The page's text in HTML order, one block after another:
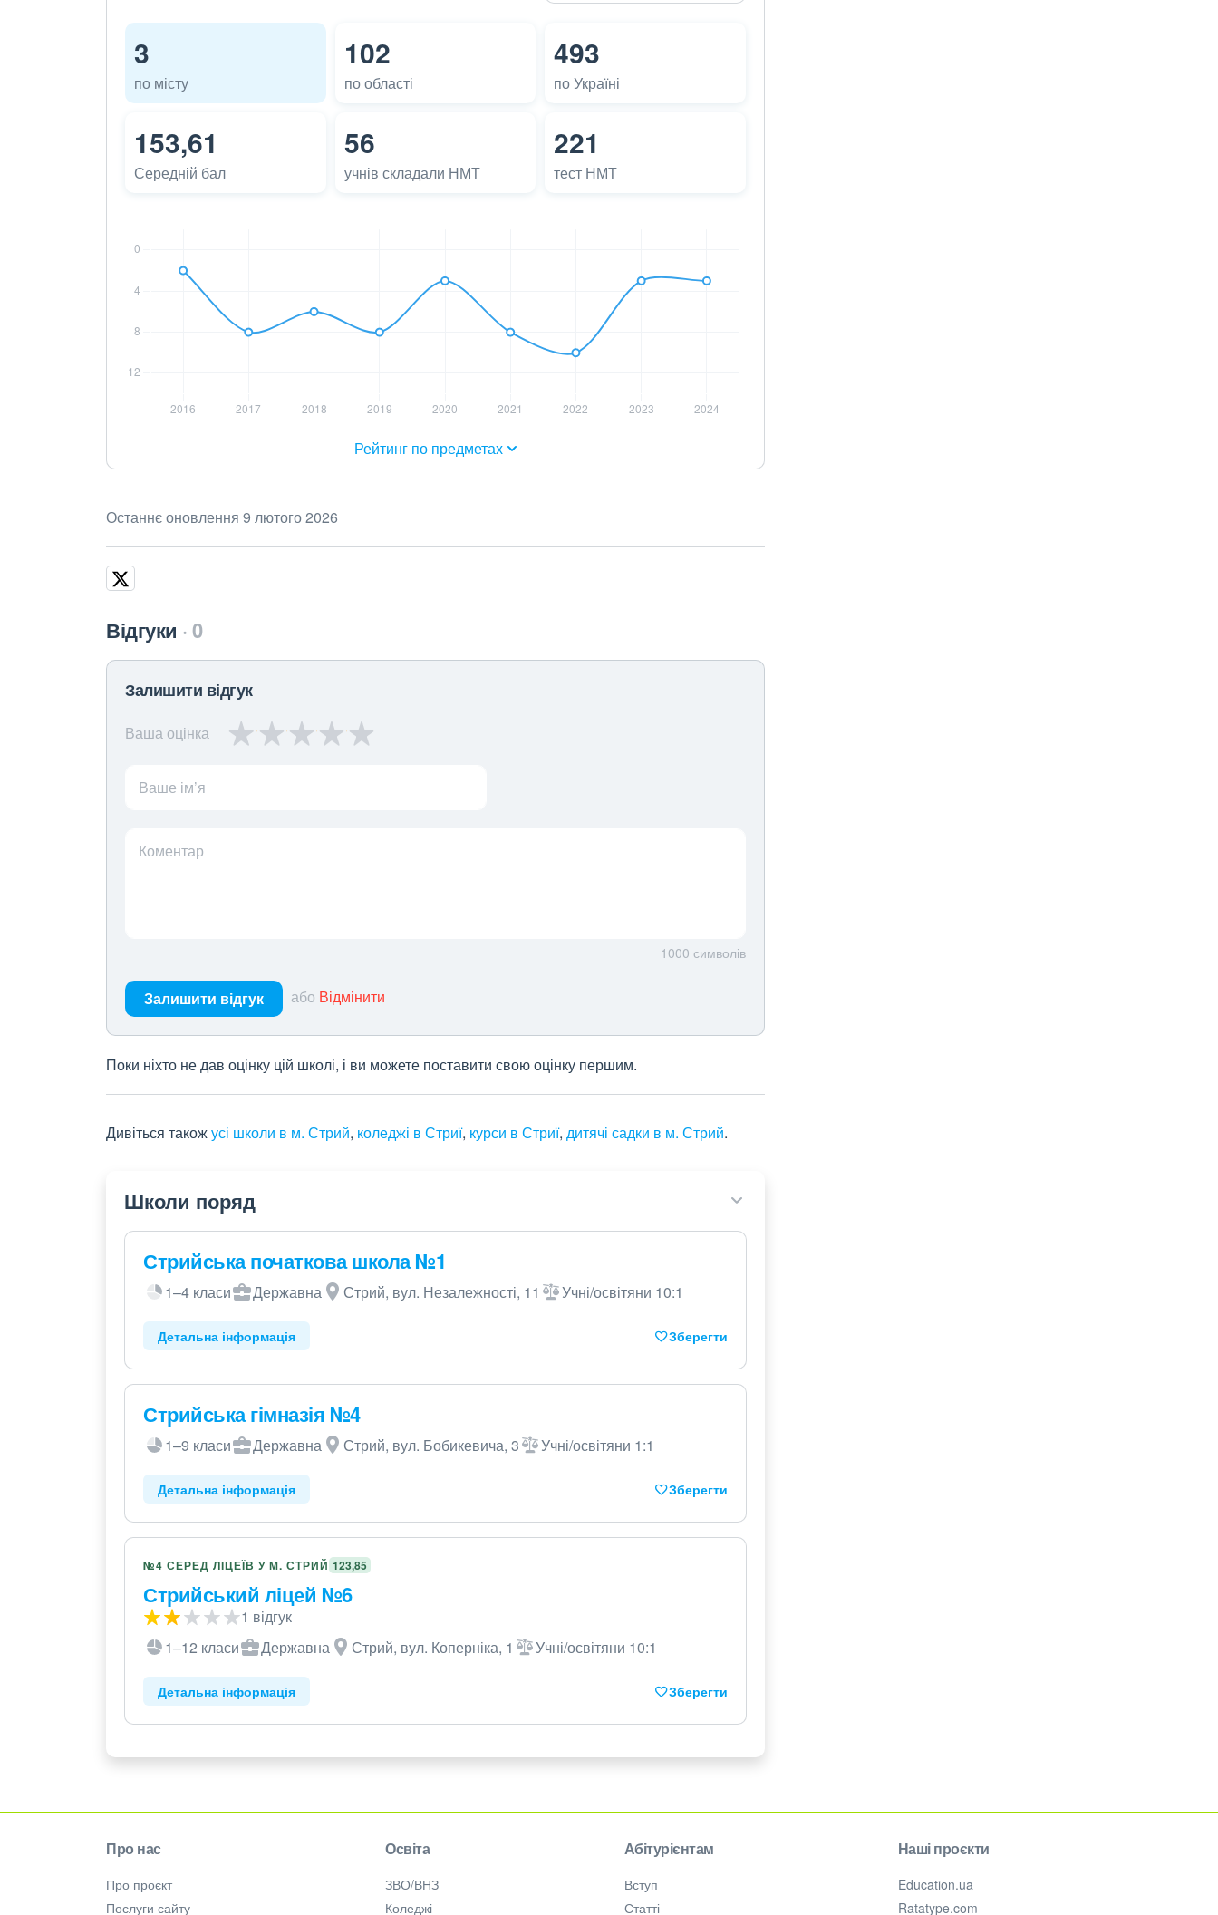
3
по місту
102
по області
493
по Україні
153,61
Середній бал
56
учнів складали НМТ
221
тест НМТ
Рейтинг по предметах
Останнє оновлення 9 лютого 2026
Відгуки 0
Залишити відгук
Ваша оцінка
Ваше ім’я
Коментар
1000 символів
Залишити відгук або Відмінити
Поки ніхто не дав оцінку цій школі, і ви можете поставити свою оцінку першим.
Дивіться такожусі школи в м. Стрий, коледжі в Стриї, курси в Стриї, дитячі садки в м. Стрий.
Школи поряд
Стрийська початкова школа №1
1–4 класи Державна Стрий, вул. Незалежності, 11 Учні/освітяни 10:1
Детальна інформація Зберегти
Стрийська гімназія №4
1–9 класи Державна Стрий, вул. Бобикевича, 3 Учні/освітяни 1:1
Детальна інформація Зберегти
№4 СЕРЕД ЛІЦЕЇВ У М. СТРИЙ 123,85
Стрийський ліцей №6
1 відгук
1–12 класи
Державна Стрий, вул. Коперніка, 1 Учні/освітяни 10:1
Детальна інформація Зберегти
Про нас
Про проєкт
Послуги сайту
Освіта
ЗВО/ВНЗ
Коледжі
Абітурієнтам
Вступ
Статті
Наші проєкти
Education.ua
Ratatype.com